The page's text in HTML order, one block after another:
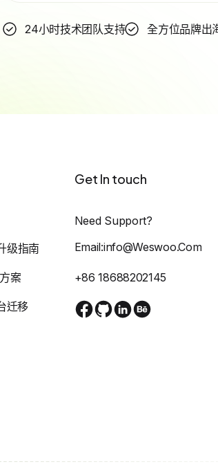
24小时技术团队支持 全方位品牌出
级指南
案
迁移
Get In touch
Need Support?
Email:info@weswoo.com
+86 18688202145